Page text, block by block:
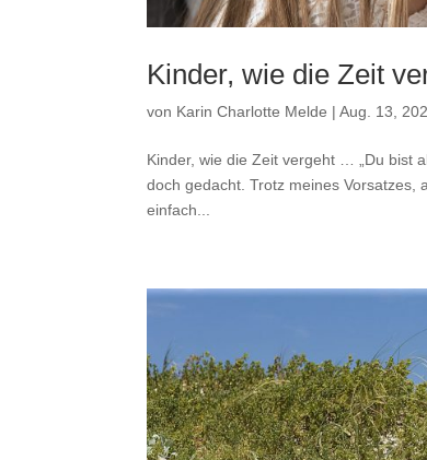
Kinder, wie die Zeit
von Karin Charlotte Melde |Aug. 13,
Kinder, wie die Zeit vergeht … „Du bist
doch gedacht. Trotz meines
einfach...